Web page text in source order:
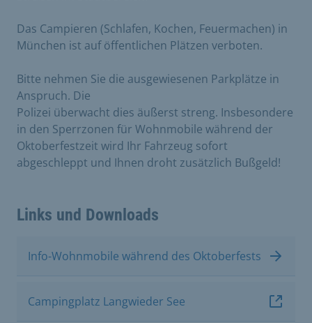
Das Campieren (Schlafen, Kochen, Feuermachen) in
München ist auf öffentlichen Plätzen verboten.
Bitte nehmen Sie die ausgewiesenen Parkplätze in
Anspruch. Die
Polizei überwacht dies äußerst streng. Insbesondere
in den Sperrzonen für Wohnmobile während der
Oktoberfestzeit wird Ihr Fahrzeug sofort
abgeschleppt und Ihnen droht zusätzlich Bußgeld!
Links und Downloads
Info-Wohnmobile während des Oktoberfests
Campingplatz Langwieder See